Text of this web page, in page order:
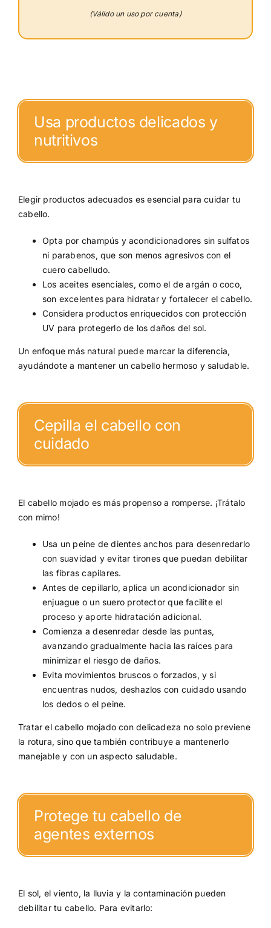
(Válido un uso por cuenta)
Usa productos delicados y
nutritivos
Elegir productos adecuados es esencial para cuidar tu
cabello.
Opta por champús y acondicionadores sin sulfatos
ni parabenos, que son menos agresivos con el
cuero cabelludo.
Los aceites esenciales, como el de argán o coco,
son excelentes para hidratar y fortalecer el cabello.
Considera productos enriquecidos con protección
UV para protegerlo de los daños del sol.
Un enfoque más natural puede marcar la diferencia,
ayudándote a mantener un cabello hermoso y saludable.
Cepilla el cabello con
cuidado
El cabello mojado es más propenso a romperse. ¡Trátalo
con mimo!
Usa un peine de dientes anchos para desenredarlo
con suavidad y evitar tirones que puedan debilitar
las fibras capilares.
Antes de cepillarlo, aplica un acondicionador sin
enjuague o un suero protector que facilite el
proceso y aporte hidratación adicional.
Comienza a desenredar desde las puntas,
avanzando gradualmente hacia las raíces para
minimizar el riesgo de daños.
Evita movimientos bruscos o forzados, y si
encuentras nudos, deshazlos con cuidado usando
los dedos o el peine.
Tratar el cabello mojado con delicadeza no solo previene
la rotura, sino que también contribuye a mantenerlo
manejable y con un aspecto saludable.
Protege tu cabello de
agentes externos
El sol, el viento, la lluvia y la contaminación pueden
debilitar tu cabello. Para evitarlo: